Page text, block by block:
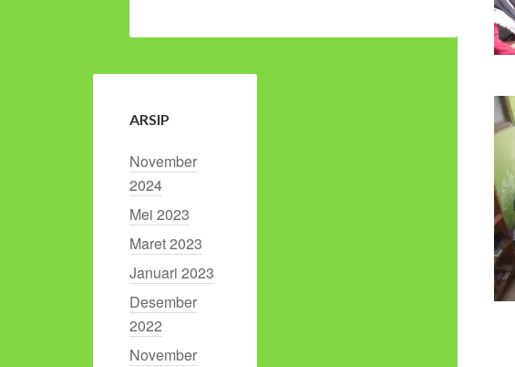
ARSIP
November
2024
Mei 2023
Maret 2023
Januari 2023
Desember
2022
November